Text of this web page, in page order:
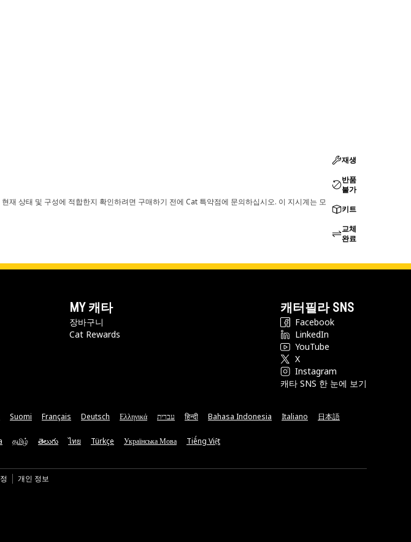
상태 및 구성에 적합한지 확인하려면 구매하기 전에 Cat 특약점에 문의하십시오. 이 지시계는 모
재생
반품
불가
키트
교체
완료
MY 캐타
장바구니
Cat Rewards
캐터필라 SNS
Facebook
LinkedIn
YouTube
X
Instagram
캐타 SNS 한 눈에 보기
Suomi Français Deutsch Ελληνικά עברית हिन्दी Bahasa Indonesia Italiano 日本語
தமிழ் తెలుగు ไทย Türkçe Українська Мова Tiếng Việt
개인 정보